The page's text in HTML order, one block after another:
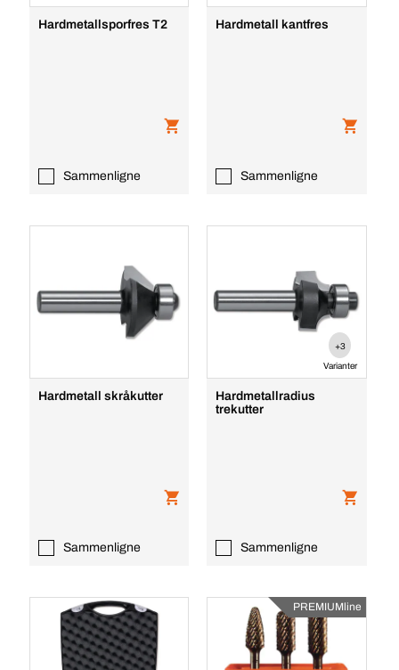
Hardmetallsporfres T2
Sammenligne
Hardmetall kantfres
Sammenligne
Hardmetall skråkutter
Sammenligne
+3
Varianter
Hardmetallradius
trekutter
Sammenligne
PREMIUMline